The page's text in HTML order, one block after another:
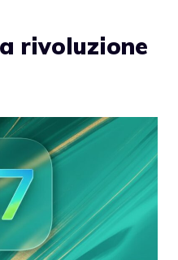
rivoluzione